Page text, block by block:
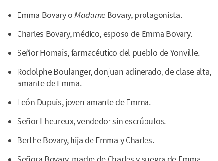
Emma Bovary o Madame Bovary, protagonista.
Charles Bovary, médico, esposo de Emma Bovary.
Señor Homais, farmacéutico del pueblo de Yonville.
Rodolphe Boulanger, donjuan adinerado, de clase alta,
amante de Emma.
León Dupuis, joven amante de Emma.
Señor Lheureux, vendedor sin escrúpulos.
Berthe Bovary, hija de Emma y Charles.